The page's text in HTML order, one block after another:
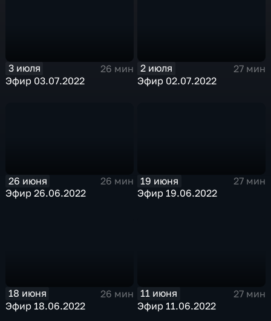
3 июля
26 мин
Эфир 03.07.2022
2 июля
27 мин
Эфир 02.07.2022
26 июня
26 мин
Эфир 26.06.2022
19 июня
27 мин
Эфир 19.06.2022
18 июня
26 мин
Эфир 18.06.2022
11 июня
27 мин
Эфир 11.06.2022